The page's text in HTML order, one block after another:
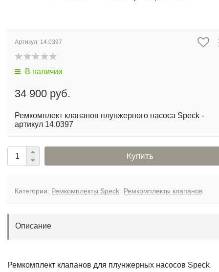
Артикул: 14.0397
В наличии
34 900 руб.
Ремкомплект клапанов плунжерного насоса Speck -
артикул 14.0397
Купить
Категории: Ремкомплекты Speck Ремкомплекты клапанов
Описание
Ремкомплект клапанов для плунжерных насосов Speck